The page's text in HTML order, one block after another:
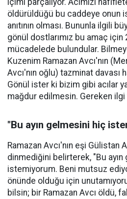
içimi parçalıyor. Acımızı
öldürüldüğü bu caddeye onun
anıtının olması. Bununla ilgili
gönül dostlarımız bu amaç için
mücadelede bulundular.
Kuzenim Ramazan Avcı'nın
Avcı'nın oğlu) tazminat davası
Gönül ister ki bizim gibi acılar
mağdur edilmesin. Gereken
"Bu ayın gelmesini hiç
Ramazan Avcı'nın eşi Gülistan
dinmediğini belirterek, "Bu
istemiyorum. Beni mutsuz
önünde olduğu için
bilsin; bir Ramazan Avcı öldü,